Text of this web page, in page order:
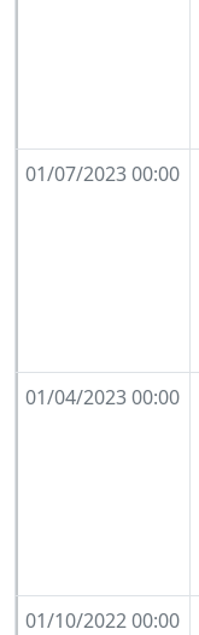
01/07/2023 00:00
01/04/2023 00:00
01/10/2022 00:00